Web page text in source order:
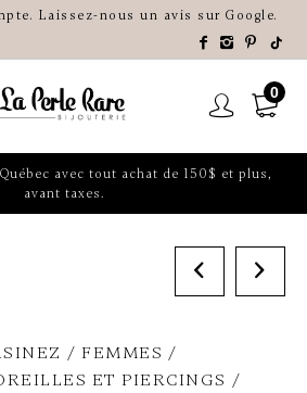
Laissez-nous un avis sur Google.
0
avec tout achat de 150$ et plus,
avant taxes.
FEMMES
ET PIERCINGS